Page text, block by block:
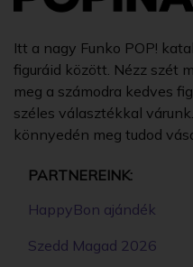
Itt a nagy Funko POP!
figuráid között. Nézz szét
meg a számodra kedves
széles választékkal
könnyedén meg tudod
PARTNEREINK:
HappyBon ajándék
Szedd Magad 2026